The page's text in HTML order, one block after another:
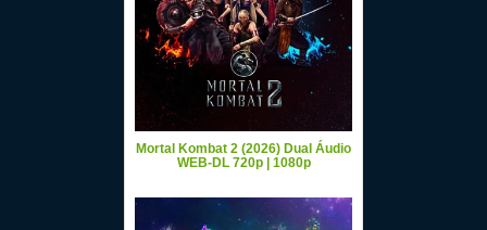
Mortal Kombat 2 (2026) Dual Áudio
WEB-DL 720p | 1080p